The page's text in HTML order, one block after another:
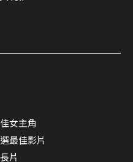
女主角
最佳影片
片